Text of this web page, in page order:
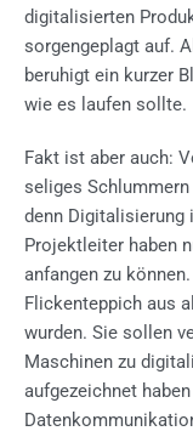
digitalisierten
sorgengeplagt auf.
beruhigt ein kurzer
wie es laufen sollte.
Fakt ist aber auch:
seliges
denn
Projektleiter haben
anfangen zu
Flickenteppich aus
wurden. Sie sollen
Maschinen zu
aufgezeichnet